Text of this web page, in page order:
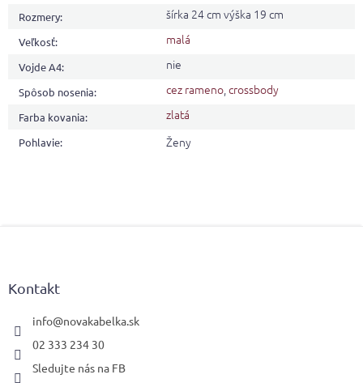
Rozmery: šírka 24 cm výška 19 cm
Veľkosť: malá
Vojde A4: nie
Spôsob nosenia: cez rameno,crossbody
Farba kovania: zlatá
Pohlavie: Ženy
Kontakt
info@novakabelka.sk
02 333 234 30
Sledujte nás na FB